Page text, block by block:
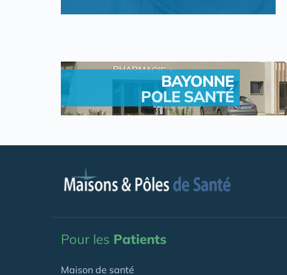
BAYONNE
POLE SANTÉ
Pour les Patients
Maison de santé